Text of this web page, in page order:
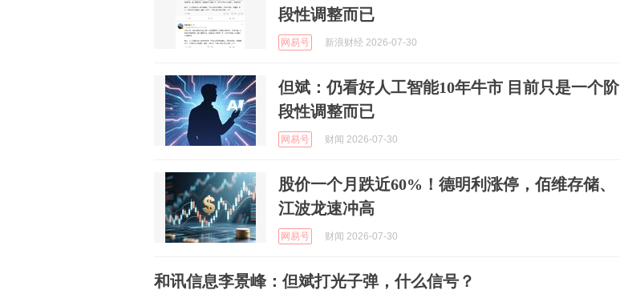
段性调整而已
网易号 新浪财经 2026-07-30
但斌：仍看好人工智能10年牛市 目前只是一个阶
段性调整而已
网易号 财闻 2026-07-30
股价一个月跌近60%！德明利涨停，佰维存储、
江波龙速冲高
网易号 财闻 2026-07-30
和讯信息李景峰：但斌打光子弹，什么信号？